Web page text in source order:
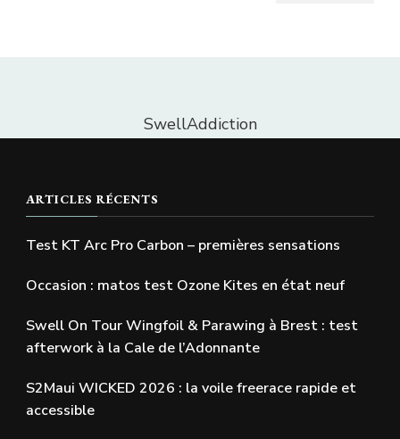
SwellAddiction
ARTICLES RÉCENTS
Test KT Arc Pro Carbon – premières sensations
Occasion : matos test Ozone Kites en état neuf
Swell On Tour Wingfoil & Parawing à Brest : test
afterwork à la Cale de l’Adonnante
S2Maui WICKED 2026 : la voile freerace rapide et
accessible